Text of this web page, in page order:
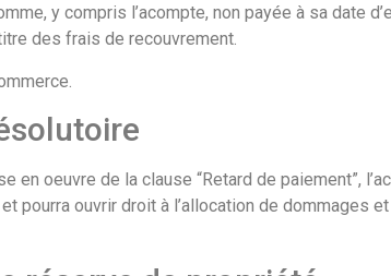
y compris l’acompte, non payée à sa date
des frais de recouvrement.
en oeuvre de la clause “Retard de paiement”,
pourra ouvrir droit à l’allocation de dommages